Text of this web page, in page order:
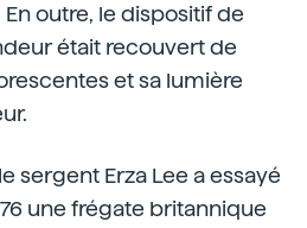
outre, le dispositif de
était recouvert de
et sa lumière
sergent Erza Lee a essayé
une frégate britannique